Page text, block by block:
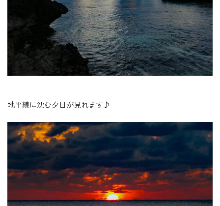
地平線に沈む夕日が見れます♪